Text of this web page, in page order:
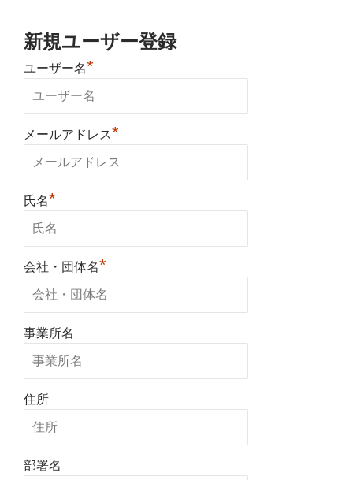
新規ユーザー登録
ユーザー名*
メールアドレス*
氏名*
会社・団体名*
事業所名
住所
部署名